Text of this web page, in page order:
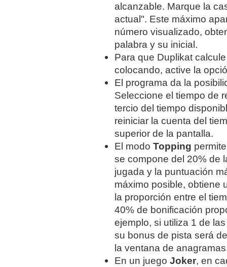
alcanzable. Marque la
actual". Este máximo
número visualizado,
palabra y su inicial.
Para que Duplikat
colocando, active la
El programa da la
Seleccione el tiempo de
tercio del tiempo
reiniciar la cuenta del
superior de la pantalla.
El modo Topping
se compone del 20% de
jugada y la puntuación
máximo posible, obtiene
la proporción entre el
40% de bonificación
ejemplo, si utiliza 1 de
su bonus de pista será
la ventana de
En un juego Joker, en